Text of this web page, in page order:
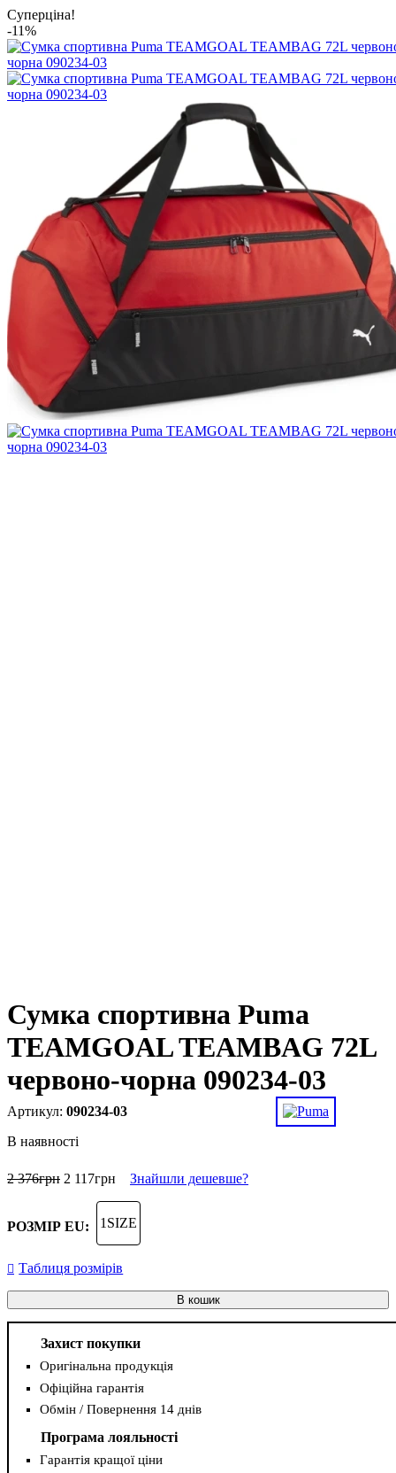
Суперціна!
-11%
Сумка спортивна Puma
TEAMGOAL TEAMBAG 72L
червоно-чорна 090234-03
090234-03
В наявності
2 376грн 2 117грн Знайшли дешевше?
РОЗМІР EU: 1SIZE
Таблиця розмірів
В кошик
Захист покупки
Оригінальна продукція
Офіційна гарантія
Обмін / Повернення 14 днів
Програма лояльності
Гарантія кращої ціни